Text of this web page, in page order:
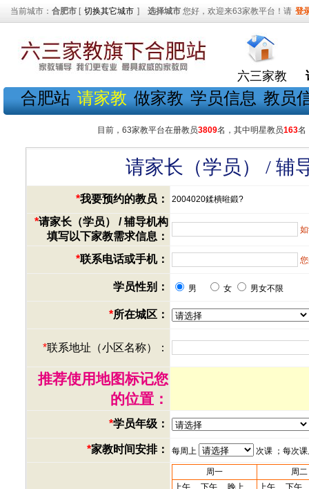
当前城市： 合肥市 [ 切换其它城市 ] 选择城市 您好，欢迎来63家教平台！请 登
六三家教
合肥站 请家教 做家教 学员信息 教员
目前，63家教平台在册教员3809名，其中明星教员163名
请家长（学员） / 辅
*我要预约的教员： 2004020鍒樻暀鍛?
*请家长（学员） / 辅导机构
填写以下家教需求信息：
*联系电话或手机：
学员性别： 男 女 男女不限
*所在城区：
*联系地址（小区名称）：
推荐使用地图标记您
的位置：
*学员年级：
*家教时间安排： 每周上 次课 ；每次
周一
周二
上午
下午 晚上 上午 下午